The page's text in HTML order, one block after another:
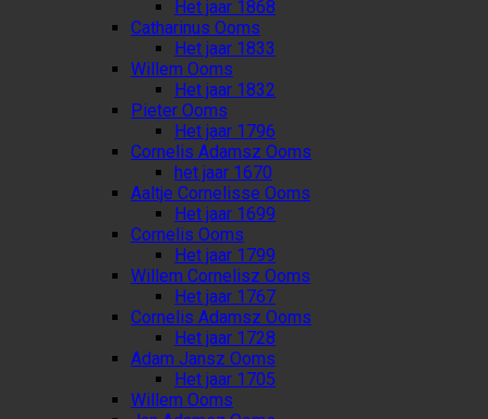
Het jaar 1868
Catharinus Ooms
Het jaar 1833
Willem Ooms
Het jaar 1832
Pieter Ooms
Het jaar 1796
Cornelis Adamsz Ooms
het jaar 1670
Aaltje Cornelisse Ooms
Het jaar 1699
Cornelis Ooms
Het jaar 1799
Willem Cornelisz Ooms
Het jaar 1767
Cornelis Adamsz Ooms
Het jaar 1728
Adam Jansz Ooms
Het jaar 1705
Willem Ooms